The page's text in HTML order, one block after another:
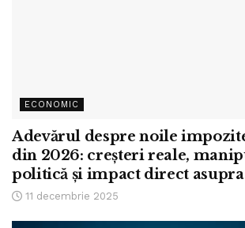
ECONOMIC
Adevărul despre noile
din 2026: creșteri reale,
politică și impact direct
11 decembrie 2025